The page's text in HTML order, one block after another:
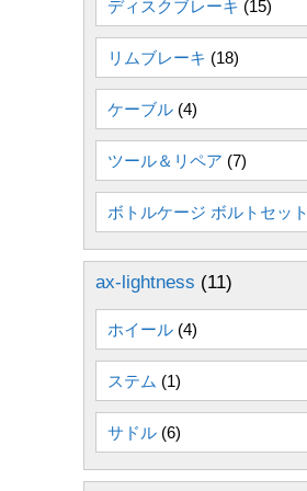
ディスクブレーキ (15)
リムブレーキ (18)
ケーブル (4)
ツール＆リペア (7)
ボトルケージ ボルトセット
ax-lightness (11)
ホイール (4)
ステム (1)
サドル (6)